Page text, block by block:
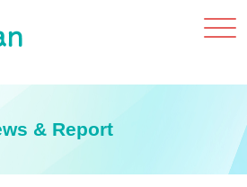
Click
& Report